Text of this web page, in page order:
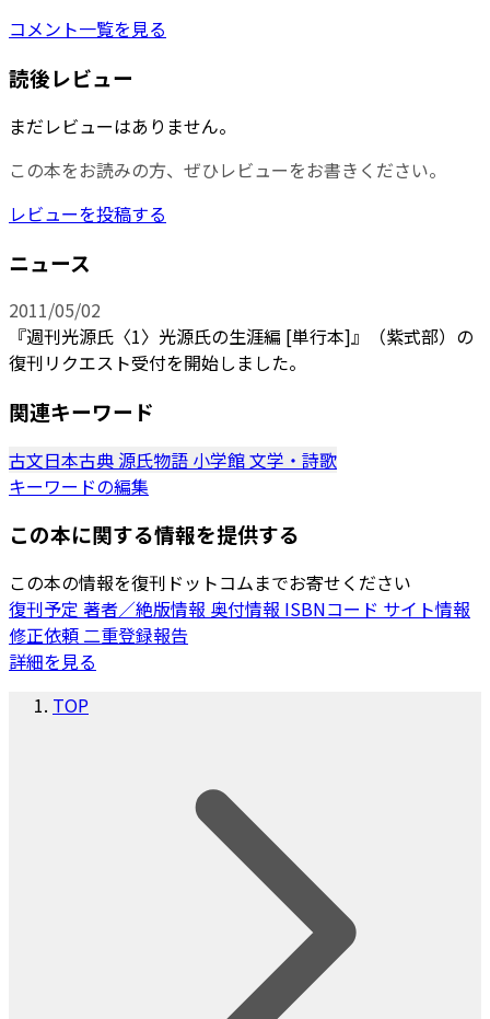
コメント一覧を見る
読後レビュー
まだレビューはありません。
この本をお読みの方、ぜひレビューをお書きください。
レビューを投稿する
ニュース
2011/05/02
『週刊光源氏〈1〉光源氏の生涯編 [単行本]』（紫式部）の
復刊リクエスト受付を開始しました。
関連キーワード
古文日本古典 源氏物語 小学館文学・詩歌
キーワードの編集
この本に関する情報を提供する
この本の情報を復刊ドットコムまでお寄せください
復刊予定 著者／絶版情報 奥付情報 ISBNコード サイト情報
修正依頼二重登録報告
詳細を見る
TOP